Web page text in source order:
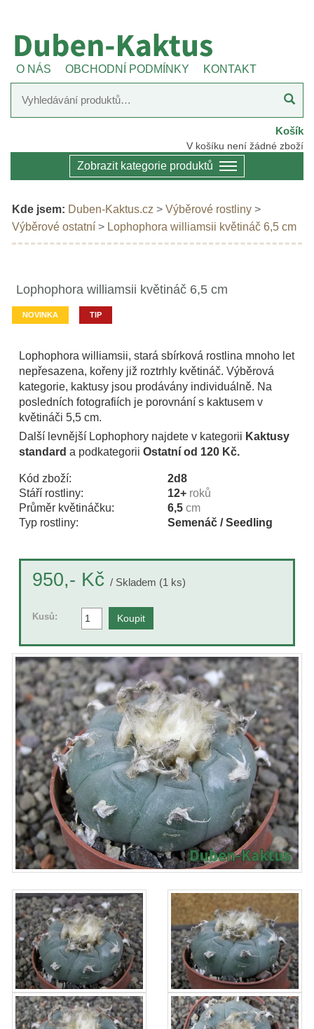
O NÁS OBCHODNÍ PODMÍNKY KONTAKT
Košík
V košíku není žádné zboží
Zobrazit kategorie produktů
Kde jsem: Duben-Kaktus.cz > Výběrové rostliny >
Výběrové ostatní > Lophophora williamsii květináč 6,5 cm
Lophophora williamsii květináč 6,5 cm
NOVINKA TIP
Lophophora williamsii, stará sbírková rostlina mnoho let
nepřesazena, kořeny již roztrhly květináč. Výběrová
kategorie, kaktusy jsou prodávány individuálně. Na
posledních fotografiích je porovnání s kaktusem v
květináči 5,5 cm.
Další levnější Lophophory najdete v kategorii Kaktusy
standard a podkategorii Ostatní od 120 Kč.
Kód zboží:
2d8
Stáří rostliny:
12+ roků
Průměr květináčku:
6,5 cm
Typ rostliny:
Semenáč / Seedling
950,- Kč / Skladem (1 ks)
Kusů: